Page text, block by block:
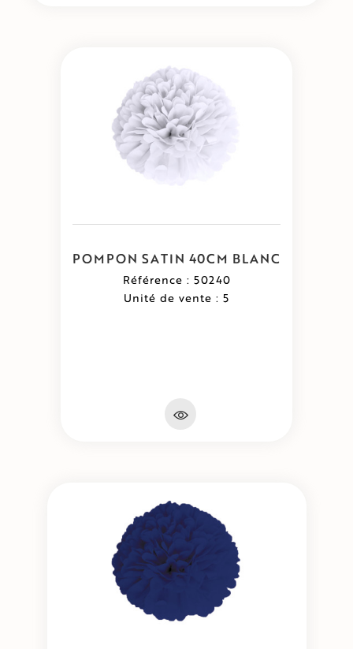
POMPON SATIN 40CM BLANC
Référence : 50240
Unité de vente : 5